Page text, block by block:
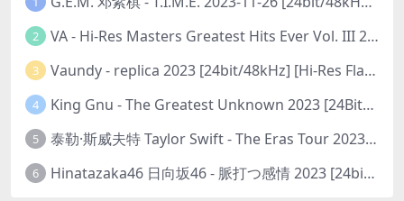
2 VA - Hi-Res Masters Greatest Hits Ever Vol. III 2023 [24Bit/192kHz] [Hi-Res Flac 10.5GB]
3 Vaundy - replica 2023 [24bit/48kHz] [Hi-Res Flac 1.6GB]
4 King Gnu - The Greatest Unknown 2023 [24Bit/48kHz] [Hi-Res Flac 752MB]
5 泰勒·斯威夫特 Taylor Swift - The Eras Tour 2023 [24bit/44.1kHz] [Hi-Res Flac 2.02GB]
6 Hinatazaka46 日向坂46 - 脈打つ感情 2023 [24bit/96kHz] [Hi-Res Flac 3.3GB]